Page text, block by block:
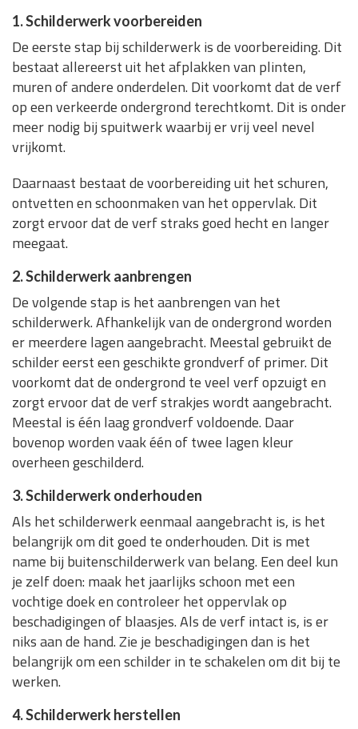
1. Schilderwerk voorbereiden
De eerste stap bij schilderwerk is de voorbereiding. Dit
bestaat allereerst uit het afplakken van plinten,
muren of andere onderdelen. Dit voorkomt dat de verf
op een verkeerde ondergrond terechtkomt. Dit is onder
meer nodig bij spuitwerk waarbij er vrij veel nevel
vrijkomt.
Daarnaast bestaat de voorbereiding uit het schuren,
ontvetten en schoonmaken van het oppervlak. Dit
zorgt ervoor dat de verf straks goed hecht en langer
meegaat.
2. Schilderwerk aanbrengen
De volgende stap is het aanbrengen van het
schilderwerk. Afhankelijk van de ondergrond worden
er meerdere lagen aangebracht. Meestal gebruikt de
schilder eerst een geschikte grondverf of primer. Dit
voorkomt dat de ondergrond te veel verf opzuigt en
zorgt ervoor dat de verf strakjes wordt aangebracht.
Meestal is één laag grondverf voldoende. Daar
bovenop worden vaak één of twee lagen kleur
overheen geschilderd.
3. Schilderwerk onderhouden
Als het schilderwerk eenmaal aangebracht is, is het
belangrijk om dit goed te onderhouden. Dit is met
name bij buitenschilderwerk van belang. Een deel kun
je zelf doen: maak het jaarlijks schoon met een
vochtige doek en controleer het oppervlak op
beschadigingen of blaasjes. Als de verf intact is, is er
niks aan de hand. Zie je beschadigingen dan is het
belangrijk om een schilder in te schakelen om dit bij te
werken.
4. Schilderwerk herstellen